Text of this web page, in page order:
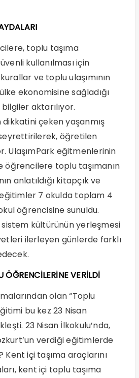
toplu taşıma
kullanılması için
ve toplu ulaşımının
ekonomisine sağladığı
aktarılıyor.
çeken yaşanmış
öğretilen
UlaşımPark eğitmenlerinin
toplu taşımanın
anlatıldığı kitapçık ve
eğitimler 7 okulda toplam 4
öğrencisine sunuldu.
sistem kültürünün yerleşmesi
ilerleyen günlerde farklı
ÖĞRENCİLERİNE VERİLDİ
olan “Toplu
bu kez 23 Nisan
23 Nisan İlkokulu’nda,
verdiği eğitimlerde
Kent içi taşıma araçlarını
kent içi toplu taşıma